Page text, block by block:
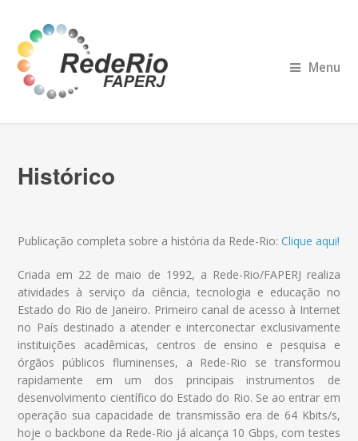
Menu
Histórico
Publicação completa sobre a história da Rede-Rio:Clique aqui!
Criada em 22 de maio de 1992, a Rede-Rio/FAPERJ realiza
atividades à serviço da ciência, tecnologia e educação no
Estado do Rio de Janeiro. Primeiro canal de acesso à Internet
no País destinado a atender e interconectar exclusivamente
instituições acadêmicas, centros de ensino e pesquisa e
órgãos públicos fluminenses, a Rede-Rio se transformou
rapidamente em um dos principais instrumentos de
desenvolvimento científico do Estado do Rio. Se ao entrar em
operação sua capacidade de transmissão era de 64 Kbits/s,
hoje o backbone da Rede-Rio já alcança 10 Gbps, com testes